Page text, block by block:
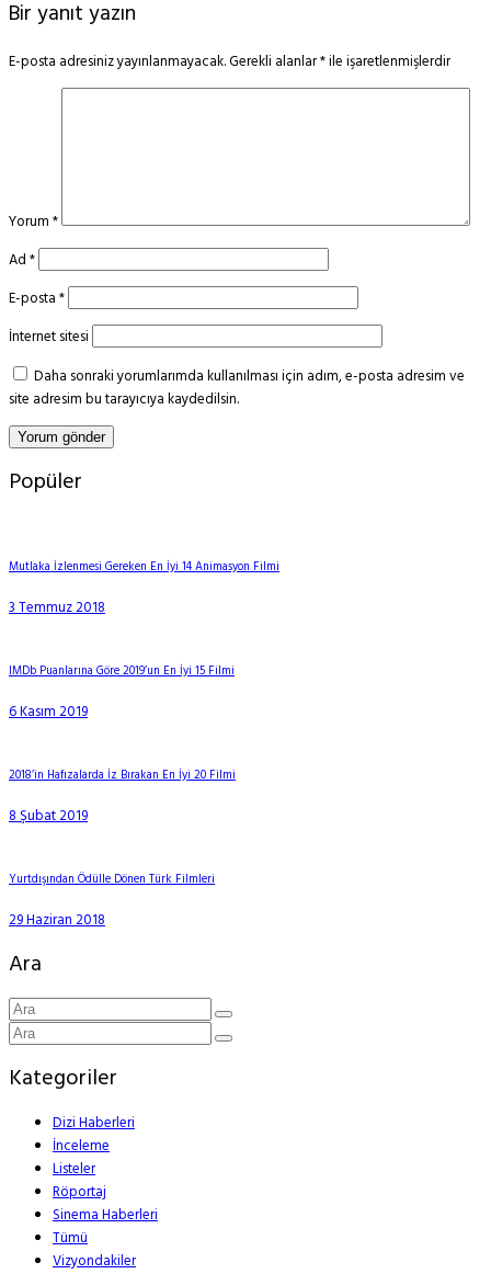
Bir yanıt yazın
E-posta adresiniz yayınlanmayacak.Gerekli alanlar*ile işaretlenmişlerdir
Yorum*
Ad*
E-posta*
İnternet sitesi
Daha sonraki yorumlarımda kullanılması için adım, e-posta adresim ve
site adresim bu tarayıcıya kaydedilsin.
Popüler
Mutlaka İzlenmesi Gereken En İyi 14 Animasyon Filmi
3 Temmuz 2018
IMDb Puanlarına Göre 2019’un En İyi 15 Filmi
6 Kasım 2019
2018’in Hafızalarda İz Bırakan En İyi 20 Filmi
8 Şubat 2019
Yurtdışından Ödülle Dönen Türk Filmleri
29 Haziran 2018
Ara
Kategoriler
Dizi Haberleri
İnceleme
Listeler
Röportaj
Sinema Haberleri
Tümü
Vizyondakiler